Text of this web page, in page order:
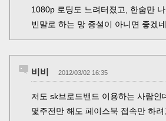
1080p 로딩도 느려터졌고, 한숨만
빈말로 하는 망 증설이 아니면 좋겠네
비비 2012/03/02 16:35
저도 sk브로드밴드 이용하는 사람인
몇주전만 해도 페이스북 접속만 하